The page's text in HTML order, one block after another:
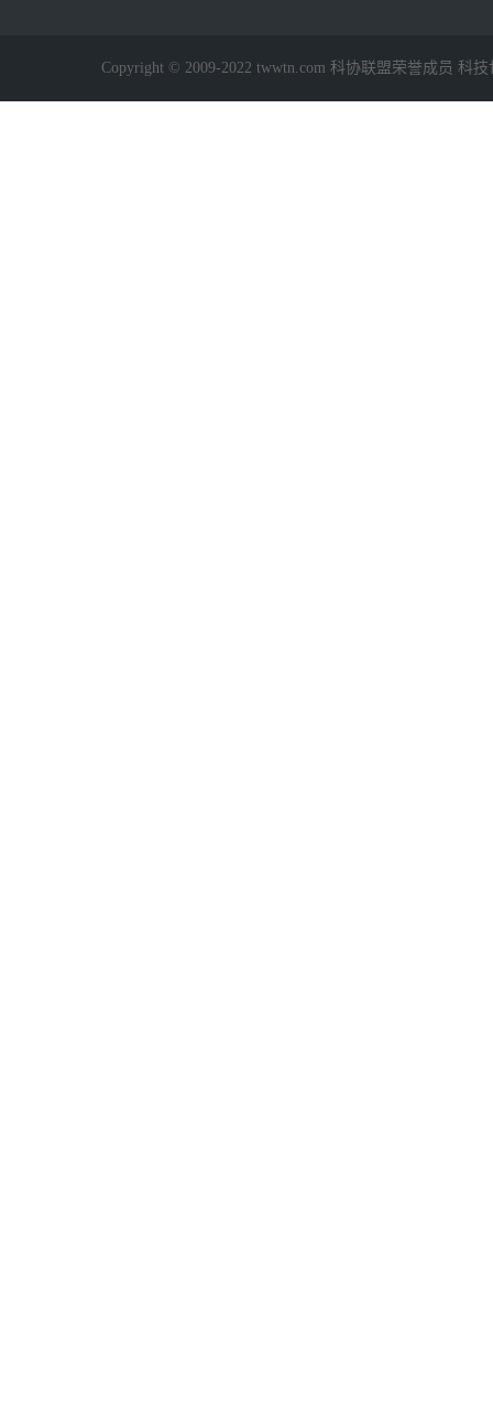
Copyright © 2009-2022 twwtn.com 科协联盟荣誉成员 科